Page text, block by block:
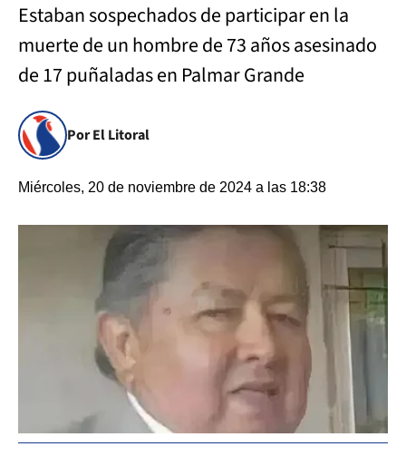
Estaban sospechados de participar en la
muerte de un hombre de 73 años asesinado
de 17 puñaladas en Palmar Grande
Por El Litoral
Miércoles, 20 de noviembre de 2024 a las 18:38